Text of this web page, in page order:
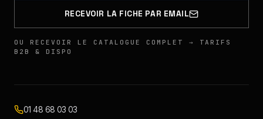
RECEVOIR LA FICHE PAR EMAIL
OU RECEVOIR LE CATALOGUE COMPLET → TARIFS
B2B & DISPO
01 48 68 03 03